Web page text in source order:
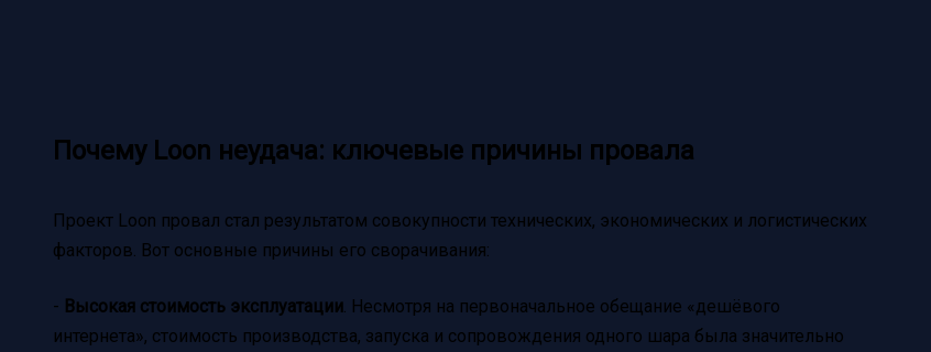
Почему Loon неудача: ключевые причины провала
Проект Loon провал стал результатом совокупности технических, экономических и логистических
факторов. Вот основные причины его сворачивания:
- Высокая стоимость эксплуатации. Несмотря на первоначальное обещание «дешёвого
интернета», стоимость производства, запуска и сопровождения одного шара была значительно